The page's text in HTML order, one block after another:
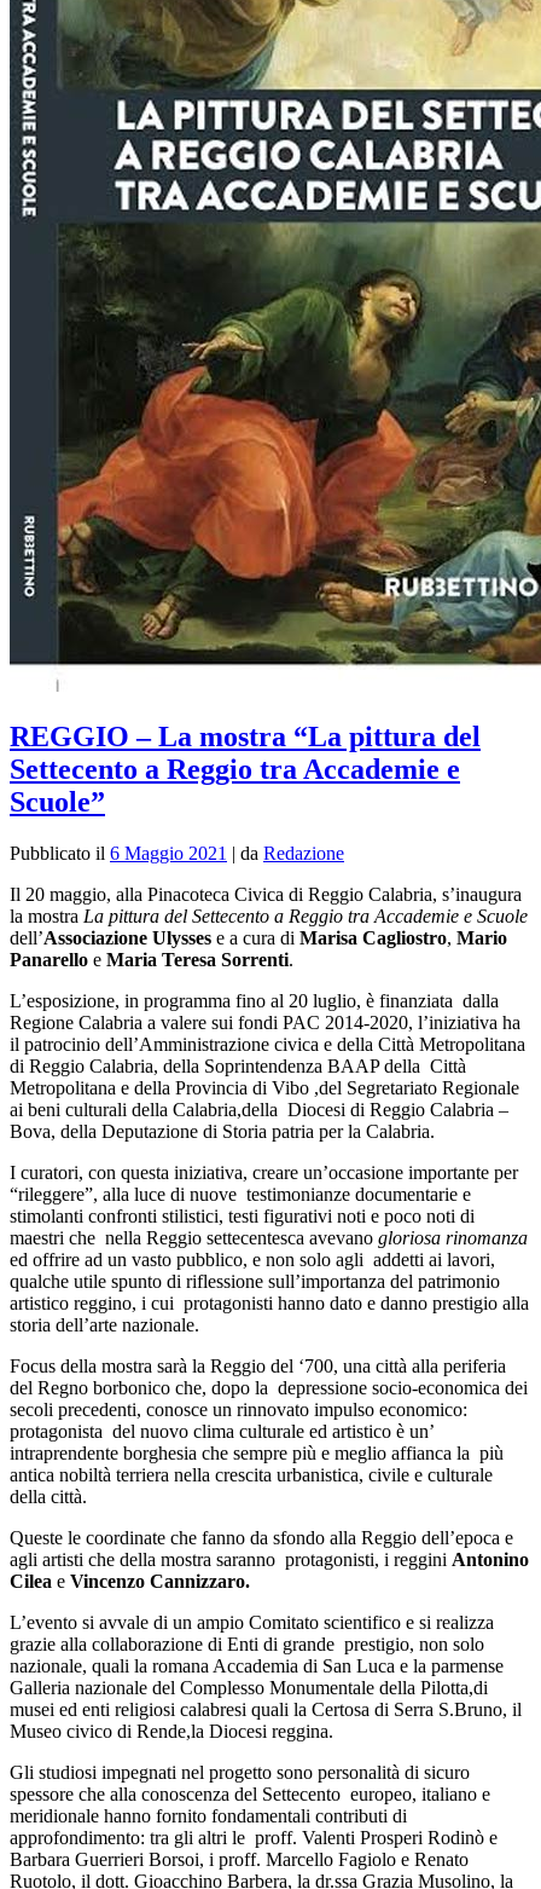
REGGIO – La mostra “La pittura del
Settecento a Reggio tra Accademie e
Scuole”
Pubblicato il 6 Maggio 2021 | da Redazione
Il 20 maggio, alla Pinacoteca Civica di Reggio Calabria, s’inaugura
la mostra La pittura del Settecento a Reggio tra Accademie e Scuole
dell’Associazione Ulysses e a cura di Marisa Cagliostro, Mario
Panarello e Maria Teresa Sorrenti.
L’esposizione, in programma fino al 20 luglio, è finanziata dalla
Regione Calabria a valere sui fondi PAC 2014-2020, l’iniziativa ha
il patrocinio dell’Amministrazione civica e della Città Metropolitana
di Reggio Calabria, della Soprintendenza BAAP della Città
Metropolitana e della Provincia di Vibo ,del Segretariato Regionale
ai beni culturali della Calabria,della Diocesi di Reggio Calabria –
Bova, della Deputazione di Storia patria per la Calabria.
I curatori, con questa iniziativa, creare un’occasione importante per
“rileggere”, alla luce di nuove testimonianze documentarie e
stimolanti confronti stilistici, testi figurativi noti e poco noti di
maestri che nella Reggio settecentesca avevano gloriosa rinomanza
ed offrire ad un vasto pubblico, e non solo agli addetti ai lavori,
qualche utile spunto di riflessione sull’importanza del patrimonio
artistico reggino, i cui protagonisti hanno dato e danno prestigio alla
storia dell’arte nazionale.
Focus della mostra sarà la Reggio del ‘700, una città alla periferia
del Regno borbonico che, dopo la depressione socio-economica dei
secoli precedenti, conosce un rinnovato impulso economico:
protagonista del nuovo clima culturale ed artistico è un’
intraprendente borghesia che sempre più e meglio affianca la più
antica nobiltà terriera nella crescita urbanistica, civile e culturale
della città.
Queste le coordinate che fanno da sfondo alla Reggio dell’epoca e
agli artisti che della mostra saranno protagonisti, i reggini Antonino
Cilea e Vincenzo Cannizzaro.
L’evento si avvale di un ampio Comitato scientifico e si realizza
grazie alla collaborazione di Enti di grande prestigio, non solo
nazionale, quali la romana Accademia di San Luca e la parmense
Galleria nazionale del Complesso Monumentale della Pilotta,di
musei ed enti religiosi calabresi quali la Certosa di Serra S.Bruno, il
Museo civico di Rende,la Diocesi reggina.
Gli studiosi impegnati nel progetto sono personalità di sicuro
spessore che alla conoscenza del Settecento europeo, italiano e
meridionale hanno fornito fondamentali contributi di
approfondimento: tra gli altri le proff. Valenti Prosperi Rodinò e
Barbara Guerrieri Borsoi, i proff. Marcello Fagiolo e Renato
Ruotolo, il dott. Gioacchino Barbera, la dr.ssa Grazia Musolino, la